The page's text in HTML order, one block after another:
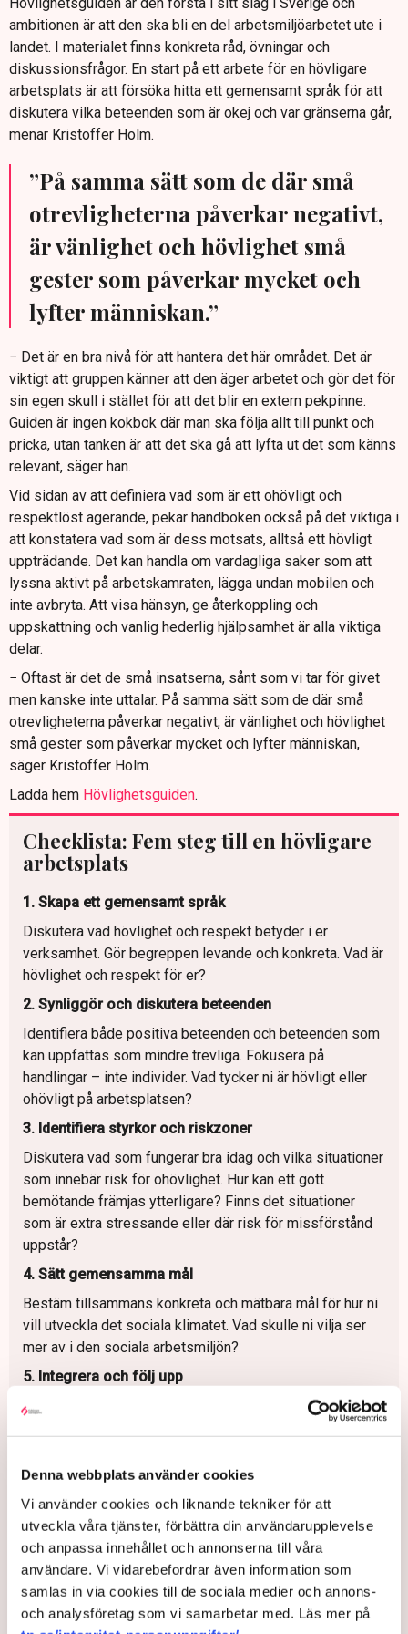
Denna webbplats använder cookies
Vi använder cookies och liknande tekniker för att
utveckla våra tjänster, förbättra din användarupplevelse
och anpassa innehållet och annonserna till våra
användare. Vi vidarebefordrar även information som
samlas in via cookies till de sociala medier och annons-
och analysföretag som vi samarbetar med. Läs mer på
ambitionen är att den ska bli en del arbetsmiljöarbetet ute i
landet. I materialet finns konkreta råd, övningar och
diskussionsfrågor. En start på ett arbete för en hövligare
arbetsplats är att försöka hitta ett gemensamt språk för att
diskutera vilka beteenden som är okej och var gränserna går,
menar Kristoffer Holm.
”På samma sätt som de där små
otrevligheterna påverkar negativt,
är vänlighet och hövlighet små
gester som påverkar mycket och
lyfter människan.”
− Det är en bra nivå för att hantera det här området. Det är
viktigt att gruppen känner att den äger arbetet och gör det för
sin egen skull i stället för att det blir en extern pekpinne.
Guiden är ingen kokbok där man ska följa allt till punkt och
pricka, utan tanken är att det ska gå att lyfta ut det som känns
relevant, säger han.
Vid sidan av att definiera vad som är ett ohövligt och
respektlöst agerande, pekar handboken också på det viktiga i
att konstatera vad som är dess motsats, alltså ett hövligt
uppträdande. Det kan handla om vardagliga saker som att
lyssna aktivt på arbetskamraten, lägga undan mobilen och
inte avbryta. Att visa hänsyn, ge återkoppling och
uppskattning och vanlig hederlig hjälpsamhet är alla viktiga
delar.
− Oftast är det de små insatserna, sånt som vi tar för givet
men kanske inte uttalar. På samma sätt som de där små
otrevligheterna påverkar negativt, är vänlighet och hövlighet
små gester som påverkar mycket och lyfter människan,
säger Kristoffer Holm.
Ladda hem Hövlighetsguiden.
Checklista: Fem steg till en hövligare
arbetsplats
1. Skapa ett gemensamt språk
Diskutera vad hövlighet och respekt betyder i er
verksamhet. Gör begreppen levande och konkreta. Vad är
hövlighet och respekt för er?
2. Synliggör och diskutera beteenden
Identifiera både positiva beteenden och beteenden som
kan uppfattas som mindre trevliga. Fokusera på
handlingar – inte individer. Vad tycker ni är hövligt eller
ohövligt på arbetsplatsen?
3. Identifiera styrkor och riskzoner
Diskutera vad som fungerar bra idag och vilka situationer
som innebär risk för ohövlighet. Hur kan ett gott
bemötande främjas ytterligare? Finns det situationer
som är extra stressande eller där risk för missförstånd
uppstår?
4. Sätt gemensamma mål
Bestäm tillsammans konkreta och mätbara mål för hur ni
vill utveckla det sociala klimatet. Vad skulle ni vilja ser
mer av i den sociala arbetsmiljön?
5. Integrera och följ upp
Håll arbetet levande i vardagen. Integrera samtalen i
ordinarie arbetsmiljöarbete och följ upp regelbundet. När
arbetsmiljön?
Arbetsplatser Trakasserier Stress
Organisationer
Malmö universitet
TN original Arbetsmiljö Sverige